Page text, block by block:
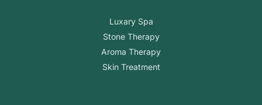
Luxary Spa
Stone Therapy
Aroma Therapy
Skin Treatment